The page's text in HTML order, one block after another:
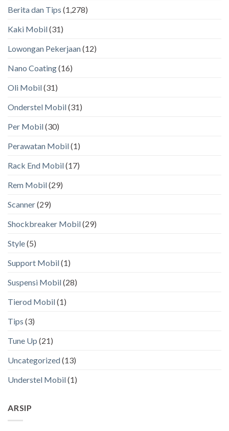
Berita dan Tips (1,278)
Kaki Mobil(31)
Lowongan Pekerjaan(12)
Nano Coating(16)
Oli Mobil(31)
Onderstel Mobil(31)
Per Mobil(30)
Perawatan Mobil(1)
Rack End Mobil(17)
Rem Mobil(29)
Scanner(29)
Shockbreaker Mobil(29)
Style(5)
Support Mobil(1)
Suspensi Mobil(28)
Tierod Mobil(1)
Tips (3)
Tune Up (21)
Uncategorized(13)
Understel Mobil(1)
ARSIP